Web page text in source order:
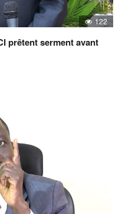
122
prêtent serment avant